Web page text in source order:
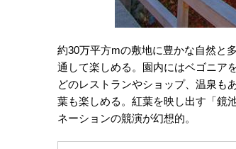
約30万平方mの敷地に豊かな自然と
通して楽しめる。園内にはベゴニア
どのレストランやショップ、温泉も
葉も楽しめる。紅葉を映し出す「鏡
ネーションの競演が幻想的。